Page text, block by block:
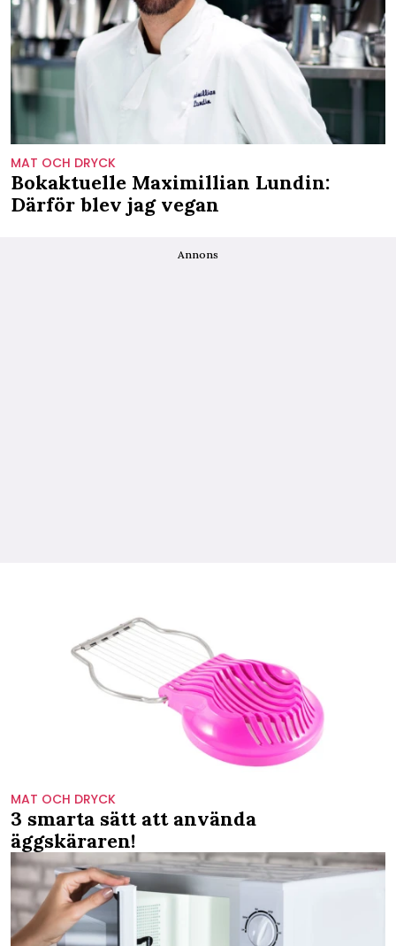
MAT OCH DRYCK
Bokaktuelle Maximillian Lundin:
Därför blev jag vegan
Annons
MAT OCH DRYCK
3 smarta sätt att använda
äggskäraren!